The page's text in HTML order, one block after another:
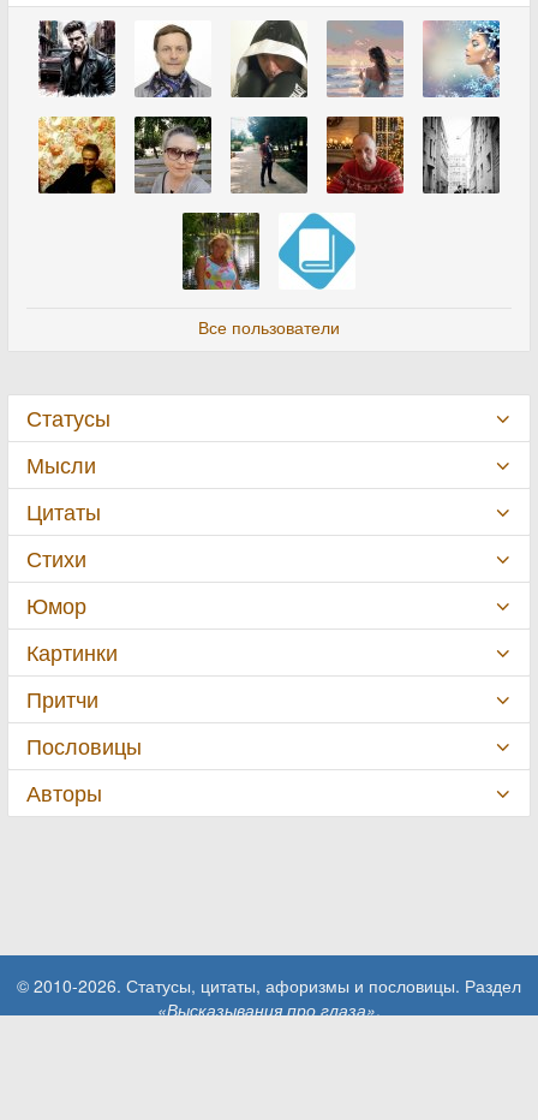
Все пользователи
Статусы
Мысли
Цитаты
Стихи
Юмор
Картинки
Притчи
Пословицы
Авторы
© 2010-2026. Статусы, цитаты, афоризмы и пословицы. Раздел
«Высказывания про глаза».